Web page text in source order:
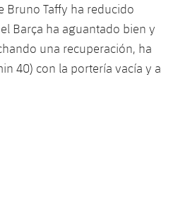
Bruno Taffy ha reducido
Barça ha aguantado bien y
una recuperación, ha
40) con la portería vacía y a